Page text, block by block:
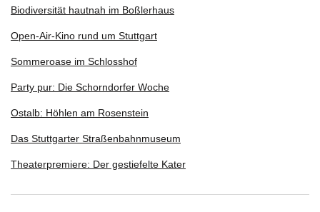
Biodiversität hautnah im Boßlerhaus
Open-Air-Kino rund um Stuttgart
Sommeroase im Schlosshof
Party pur: Die Schorndorfer Woche
Ostalb: Höhlen am Rosenstein
Das Stuttgarter Straßenbahnmuseum
Theaterpremiere: Der gestiefelte Kater